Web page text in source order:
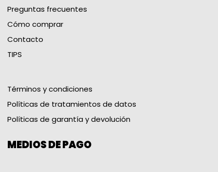
Preguntas frecuentes
Cómo comprar
Contacto
TIPS
Términos y condiciones
Políticas de tratamientos de datos
Políticas de garantía y devolución
MEDIOS DE PAGO